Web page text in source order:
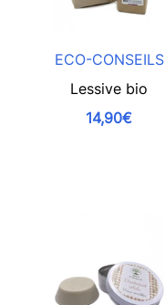
ECO-CONSEILS
Lessive bio
14,90€